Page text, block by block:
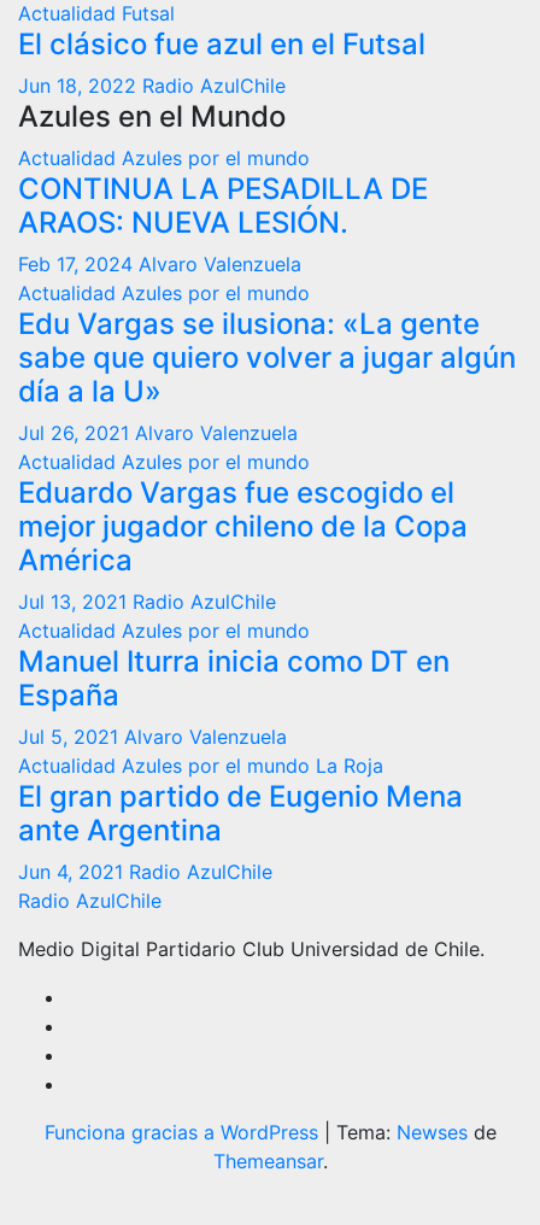
Actualidad Futsal
El clásico fue azul en el Futsal
Jun 18, 2022 Radio AzulChile
Azules en el Mundo
Actualidad Azules por el mundo
CONTINUA LA PESADILLA DE
ARAOS: NUEVA LESIÓN.
Feb 17, 2024 Alvaro Valenzuela
Actualidad Azules por el mundo
Edu Vargas se ilusiona: «La gente
sabe que quiero volver a jugar algún
día a la U»
Jul 26, 2021 Alvaro Valenzuela
Actualidad Azules por el mundo
Eduardo Vargas fue escogido el
mejor jugador chileno de la Copa
América
Jul 13, 2021 Radio AzulChile
Actualidad Azules por el mundo
Manuel Iturra inicia como DT en
España
Jul 5, 2021 Alvaro Valenzuela
Actualidad Azules por el mundo La Roja
El gran partido de Eugenio Mena
ante Argentina
Jun 4, 2021 Radio AzulChile
Radio AzulChile
Medio Digital Partidario Club Universidad de Chile.
Funciona gracias a WordPress Tema: Newsesde
Themeansar.